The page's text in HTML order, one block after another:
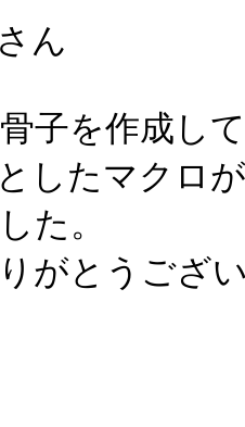
ん
子を作成し
したマクロ
た。
がとうござ